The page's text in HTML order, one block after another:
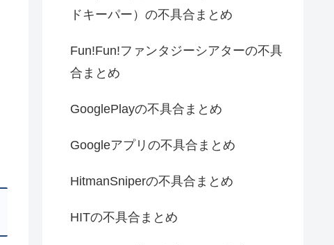
ドキーパー）の不具合まとめ
Fun!Fun!ファンタジーシアターの不具
合まとめ
GooglePlayの不具合まとめ
Googleアプリの不具合まとめ
HitmanSniperの不具合まとめ
HITの不具合まとめ